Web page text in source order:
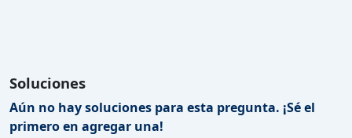
Soluciones
Aún no hay soluciones para esta pregunta. ¡Sé el
primero en agregar una!